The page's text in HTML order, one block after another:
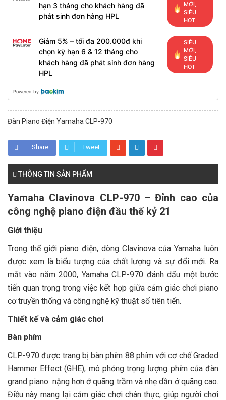
hạn 3 tháng cho khách hàng đã
phát sinh đơn hàng HPL
MỚI,
SIÊU
HOT
Giảm 5% – tối đa 200.000đ khi
chọn kỳ hạn 6 & 12 tháng cho
khách hàng đã phát sinh đơn hàng
HPL
SIÊU
MỚI,
SIÊU
HOT
Powered by
Đàn Piano Điện Yamaha CLP-970
Share Tweet
THÔNG TIN SẢN PHẨM
Yamaha Clavinova CLP-970 – Đỉnh cao của
công nghệ piano điện đầu thế kỷ 21
Giới thiệu
Trong thế giới piano điện, dòng Clavinova của Yamaha luôn
được xem là biểu tượng của chất lượng và sự đổi mới. Ra
mắt vào năm 2000, Yamaha CLP-970 đánh dấu một bước
tiến quan trọng trong việc kết hợp giữa cảm giác chơi piano
cơ truyền thống và công nghệ kỹ thuật số tiên tiến.
Thiết kế và cảm giác chơi
Bàn phím
CLP-970 được trang bị bàn phím 88 phím với cơ chế Graded
Hammer Effect (GHE), mô phỏng trọng lượng phím của đàn
grand piano: nặng hơn ở quãng trầm và nhẹ dần ở quãng cao.
Điều này mang lại cảm giác chơi chân thực, giúp người chơi